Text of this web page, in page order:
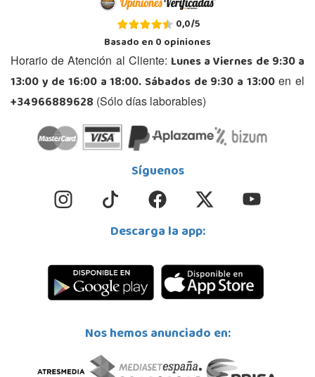
0,0/5
Basado en0opiniones
Horario de Atención al Cliente: Lunes a Viernes de 9:30 a
13:00 y de 16:00 a 18:00. Sábados de 9:30 a 13:00en el
+34966889628 (Sólo días laborables)
Síguenos
Descarga la app:
Nos hemos anunciado en: